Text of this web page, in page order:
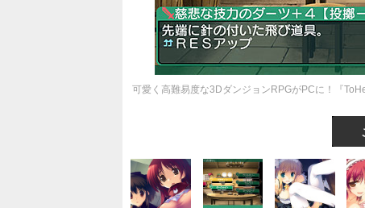
可愛く高難易度な3DダンジョンRPGがPCに！『